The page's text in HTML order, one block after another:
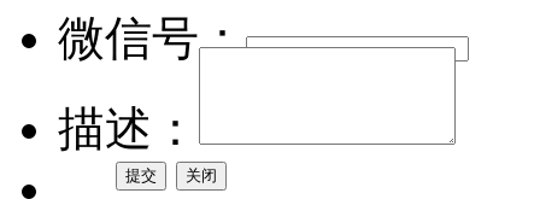
微信号：
描述：